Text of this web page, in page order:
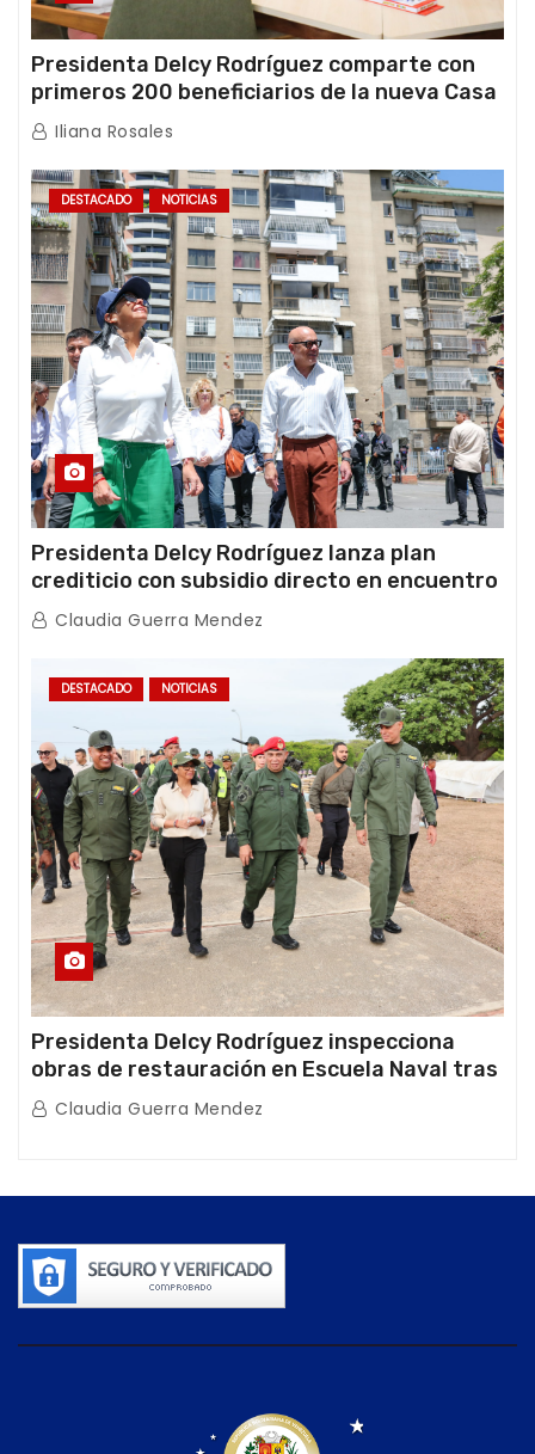
Presidenta Delcy Rodríguez comparte con
primeros 200 beneficiarios de la nueva Casa
de los Abuelos “La Primavera” en Caracas
Iliana Rosales
DESTACADO NOTICIAS
Presidenta Delcy Rodríguez lanza plan
crediticio con subsidio directo en encuentro
con Juntas de Condominio
Claudia Guerra Mendez
DESTACADO NOTICIAS
Presidenta Delcy Rodríguez inspecciona
obras de restauración en Escuela Naval tras
afectaciones sísmicas en La Guaira
Claudia Guerra Mendez